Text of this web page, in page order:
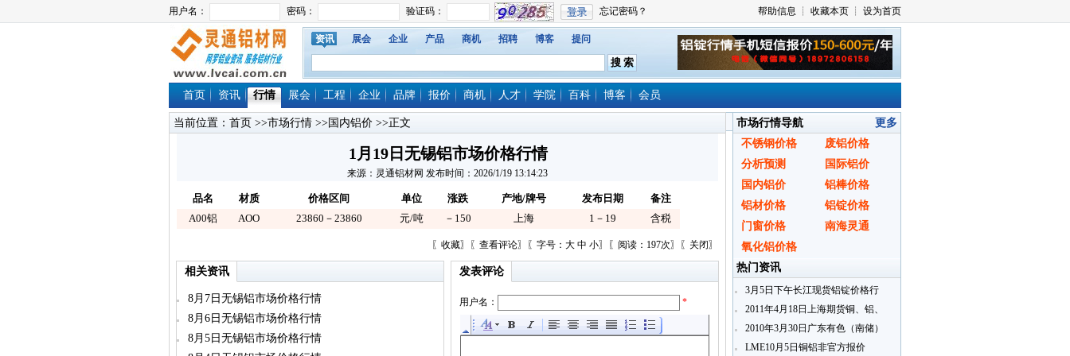
资讯 展会 企业 产品 商机 招聘 博客 提问
首页 资讯 行情 展会 工程 企业 品牌 报价 商机 人才 学院 百科 博客 会员
当前位置： 首页 >>市场行情 >>国内铝价 >>正文
1月19日无锡铝市场价格行情
来源：灵通铝材网 发布时间：2026/1/19 13:14:23
品名 材质 价格区间 单位 涨跌 产地/牌号 发布日期
备注
A00铝
AOO 23860－23860 元/吨 －150 上海 1－19 含税
〖 收藏〗〖 查看评论〗〖字号： 大 中 小〗〖阅读：197次〗〖 关闭〗
相关资讯
8月7日无锡铝市场价格行情
8月6日无锡铝市场价格行情
8月5日无锡铝市场价格行情
发表评论
用户名： *
市场行情导航
更多
不锈钢价格
废铝价格
分析预测
国际铝价
国内铝价
铝棒价格
铝材价格
铝锭价格
门窗价格
南海灵通
氧化铝价格
热门资讯
3月5日下午长江现货铝锭价格行
2011年4月18日上海期货铜、铝、
锌即月开盘行情
2010年3月30日广东有色（南储）
铝锭现货报价
LME10月5日铜铝非官方报价